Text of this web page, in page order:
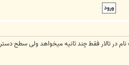
در تالار فقط چند ثانیه میخواهد ولی سطح